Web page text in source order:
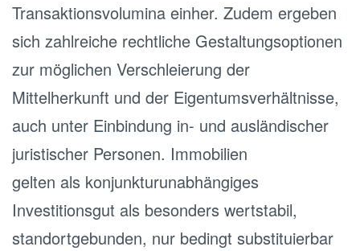
Transaktionsvolumina einher. Zudem ergeben
sich zahlreiche rechtliche Gestaltungsoptionen
zur möglichen Verschleierung der
Mittelherkunft und der Eigentumsverhältnisse,
auch unter Einbindung in- und ausländischer
juristischer Personen. Immobilien
gelten als konjunkturunabhängiges
Investitionsgut als besonders wertstabil,
standortgebunden, nur bedingt substituierbar